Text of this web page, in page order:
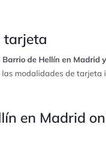
tarjeta
de Hellín en Madrid
modalidades de tarjeta
en Madrid